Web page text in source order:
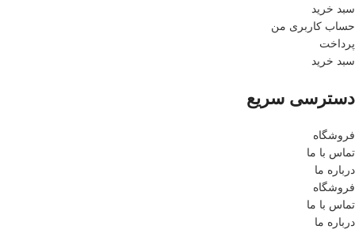
سبد خرید
حساب کاربری من
پرداخت
سبد خرید
دسترسی سریع
فروشگاه
تماس با ما
درباره ما
فروشگاه
تماس با ما
درباره ما